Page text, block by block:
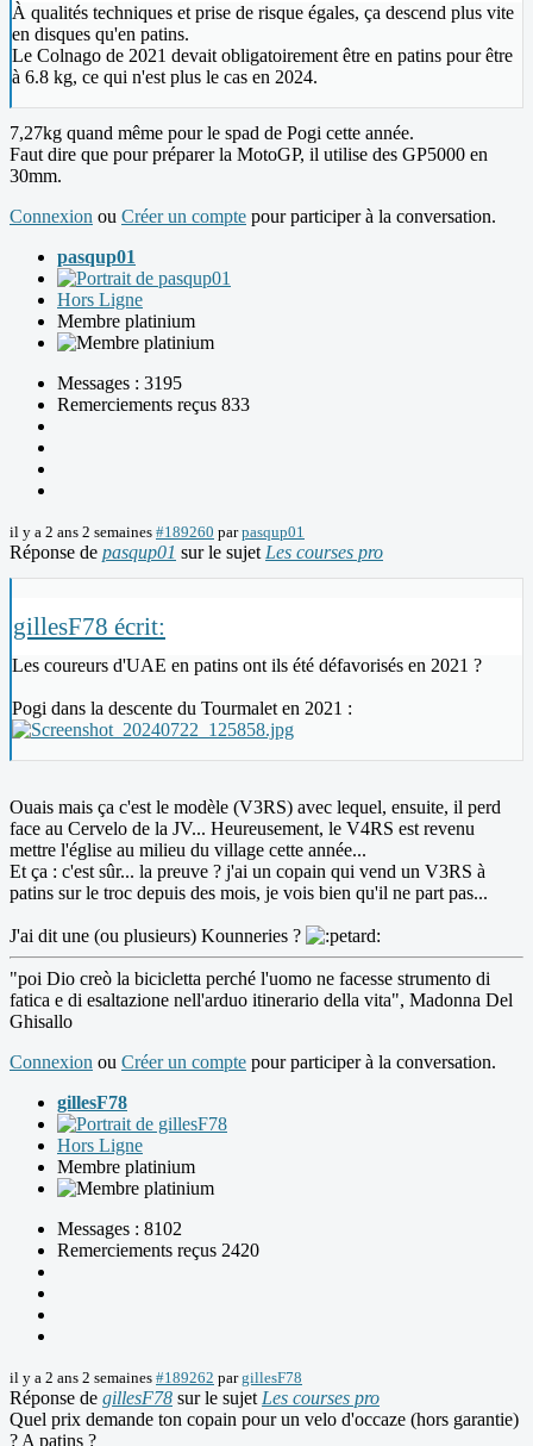
À qualités techniques et prise de risque égales, ça descend plus vite
en disques qu'en patins.
Le Colnago de 2021 devait obligatoirement être en patins pour être
à 6.8 kg, ce qui n'est plus le cas en 2024.
7,27kg quand même pour le spad de Pogi cette année.
Faut dire que pour préparer la MotoGP, il utilise des GP5000 en
30mm.
Connexion ou Créer un compte pour participer à la conversation.
pasqup01
Hors Ligne
Membre platinium
Messages : 3195
Remerciements reçus 833
il y a 2 ans 2 semaines #189260 parpasqup01
Réponse de pasqup01 sur le sujet Les courses pro
gillesF78 écrit:
Les coureurs d'UAE en patins ont ils été défavorisés en 2021 ?
Pogi dans la descente du Tourmalet en 2021 :
Ouais mais ça c'est le modèle (V3RS) avec lequel, ensuite, il perd
face au Cervelo de la JV... Heureusement, le V4RS est revenu
mettre l'église au milieu du village cette année...
Et ça : c'est sûr... la preuve ? j'ai un copain qui vend un V3RS à
patins sur le troc depuis des mois, je vois bien qu'il ne part pas...
J'ai dit une (ou plusieurs) Kounneries ?
"poi Dio creò la bicicletta perché l'uomo ne facesse strumento di
fatica e di esaltazione nell'arduo itinerario della vita", Madonna Del
Ghisallo
Connexion ou Créer un compte pour participer à la conversation.
gillesF78
Hors Ligne
Membre platinium
Messages : 8102
Remerciements reçus 2420
il y a 2 ans 2 semaines #189262 pargillesF78
Réponse de gillesF78 sur le sujet Les courses pro
Quel prix demande ton copain pour un velo d'occaze (hors garantie)
? A patins ?